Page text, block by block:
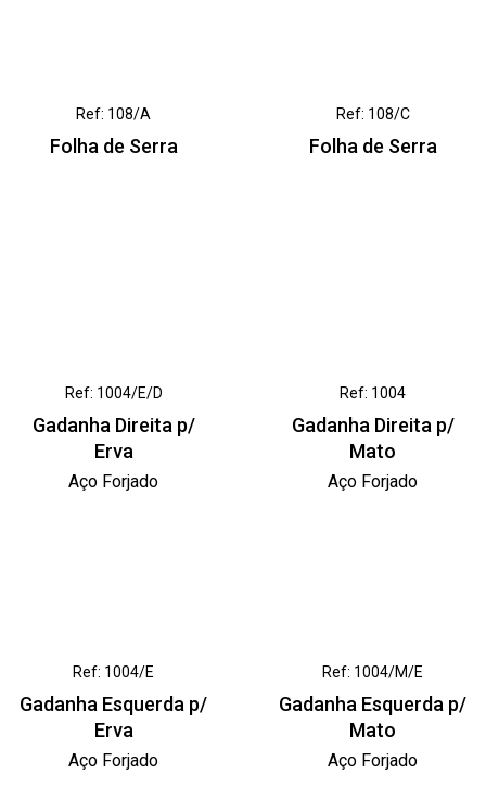
Ref: 108/A
Folha de Serra
Ref: 108/C
Folha de Serra
Ref: 1004/E/D
Gadanha Direita p/
Erva
Aço Forjado
Ref: 1004
Gadanha Direita p/
Mato
Aço Forjado
Ref: 1004/E
Gadanha Esquerda p/
Erva
Aço Forjado
Ref: 1004/M/E
Gadanha Esquerda p/
Mato
Aço Forjado